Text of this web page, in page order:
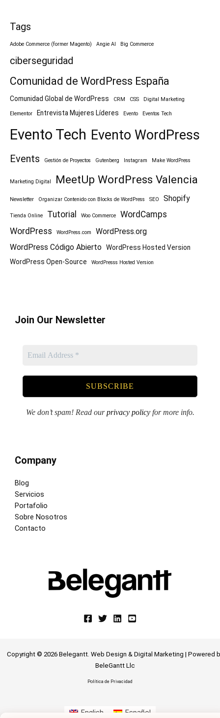
Tags
Adobe Commerce (former Magento) Angie AI Big Commerce
ciberseguridad
Comunidad de WordPress España
Comunidad Global de WordPress CRM CSS Digital Marketing
Elementor Entrevista Mujeres Líderes Evento Eventos Tech
Evento Tech Evento WordPress
Events Gestión de Proyectos Gutenberg Instagram Make WordPress
Marketing Digital MeetUp WordPress Valencia
Newsletter Organizar Contenido con Blocks de WordPress SEO Shopify
Tienda Online Tutorial Woo Commerce
WordCamps
WordPress
WordPress.com
WordPress.org
WordPress Código Abierto
WordPress Hosted Version
WordPress Open-Source
WordPresss Hosted Version
Join Our Newsletter
We don’t spam! Read ourprivacy policyfor more info.
Company
Blog
Servicios
Portafolio
Sobre Nosotros
Contacto
Copyright © 2026 Belegantt. Web Design & Digital Marketing | Powered
BeleGantt Llc
Política de Privacidad
English Español